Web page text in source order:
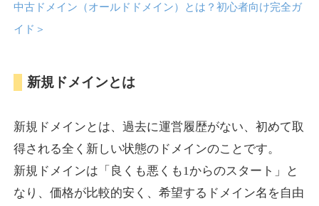
詳細を見る
anipani.jp
DA 37 外部リンク数
lowslotfamilylocal.com
中古ドメイン（オールドドメイン）とは？初心者向け完全ガ
イド ＞
新規ドメインとは
新規ドメインとは、過去に運営履歴がない、初めて取
得される全く新しい状態のドメインのことです。
新規ドメインは「良くも悪くも1からのスタート」と
なり、価格が比較的安く、希望するドメイン名を自由